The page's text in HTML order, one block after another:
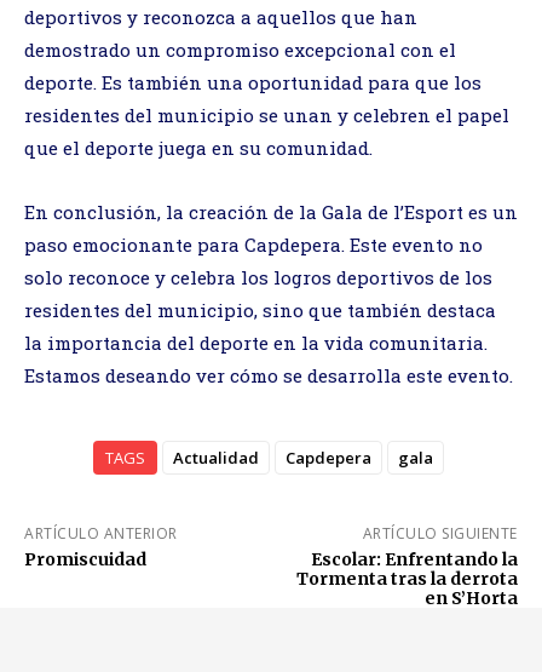
deportivos y reconozca a aquellos que han
demostrado un compromiso excepcional con el
deporte. Es también una oportunidad para que los
residentes del municipio se unan y celebren el papel
que el deporte juega en su comunidad.
En conclusión, la creación de la Gala de l’Esport es un
paso emocionante para Capdepera. Este evento no
solo reconoce y celebra los logros deportivos de los
residentes del municipio, sino que también destaca
la importancia del deporte en la vida comunitaria.
Estamos deseando ver cómo se desarrolla este evento.
TAGS Actualidad Capdepera gala
ARTÍCULO ANTERIOR
Promiscuidad
ARTÍCULO SIGUIENTE
Escolar: Enfrentando la
Tormenta tras la derrota
en S’Horta